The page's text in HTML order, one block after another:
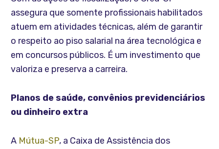
assegura que somente profissionais habilitados
atuem em atividades técnicas, além de garantir
o respeito ao piso salarial na área tecnológica e
em concursos públicos. É um investimento que
valoriza e preserva a carreira.
Planos de saúde, convênios previdenciários
ou dinheiro extra
A Mútua-SP, a Caixa de Assistência dos